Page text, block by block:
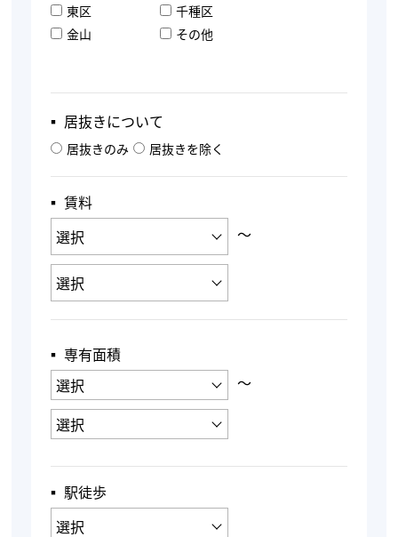
東区
千種区
金山
その他
▪︎ 居抜きについて
居抜きのみ 居抜きを除く
▪︎ 賃料
〜
▪︎ 専有面積
〜
▪︎ 駅徒歩